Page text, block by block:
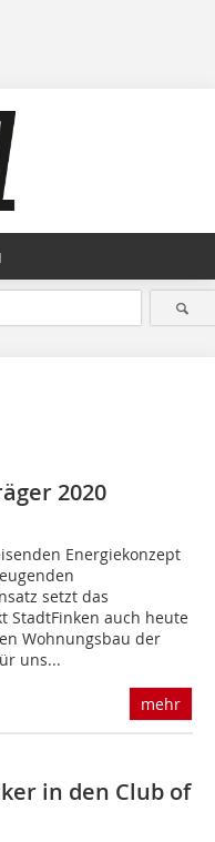
2020
Energiekonzept
setzt das
StadtFinken auch heute
Wohnungsbau der
uns...
mehr
in den Club of